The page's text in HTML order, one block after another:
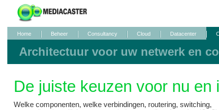
Home Beheer Consultancy Cloud Datacenter
Architectuur voor uw netwerk en
De juiste keuzen voor nu en
Welke componenten, welke verbindingen, routering, switching,